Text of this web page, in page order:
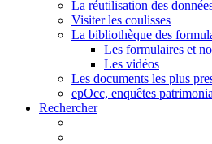
La réutilisation des
Visiter les coulisses
La bibliothèque des
Les formulaires et
Les vidéos
Les documents les plus
epOcc, enquêtes
Rechercher